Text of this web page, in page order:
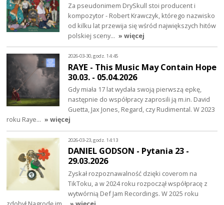
Za pseudonimem DrySkull stoi producent i
kompozytor - Robert Krawczyk, którego nazwisko
od kilku lat przewija się wśród największych hitów
polskiej sceny… » więcej
2026-03-30, godz. 14:45
RAYE - This Music May Contain Hope
30.03. - 05.04.2026
Gdy miała 17 lat wydała swoją pierwszą epkę,
następnie do współpracy zaprosili ją m.in. David
Guetta, Jax Jones, Regard, czy Rudimental. W 2023
roku Raye… » więcej
2026-03-23, godz. 14:13
DANIEL GODSON - Pytania 23 -
29.03.2026
Zyskał rozpoznawalność dzięki coverom na
TikToku, a w 2024 roku rozpoczął współpracę z
wytwórnią Def Jam Recordings. W 2025 roku